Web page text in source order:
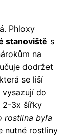
Phloxy
stanoviště s
na
dodržet
se liší
vysazují do
2-3x šířky
rostlina byla
nutné rostliny